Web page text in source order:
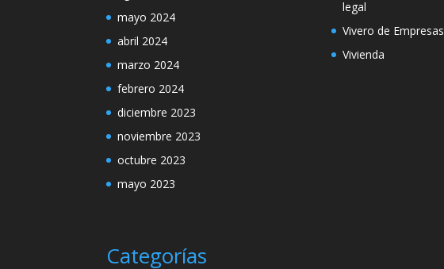
mayo 2024
abril 2024
marzo 2024
febrero 2024
diciembre 2023
noviembre 2023
octubre 2023
mayo 2023
Categorías
legal
Vivero de Empresas
Vivienda